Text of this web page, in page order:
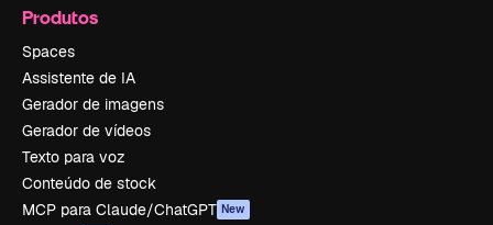
Produtos
Spaces
Assistente de IA
Gerador de imagens
Gerador de vídeos
Texto para voz
Conteúdo de stock
MCP para Claude/ChatGPT New